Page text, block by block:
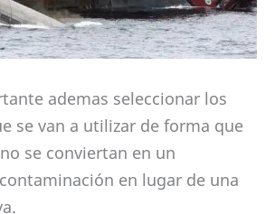
ademas seleccionar los
se van a utilizar de forma que
se conviertan en un
en lugar de una